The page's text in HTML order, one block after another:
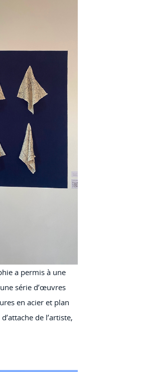
a permis à une
série d’œuvres
en acier et plan
de l’artiste,